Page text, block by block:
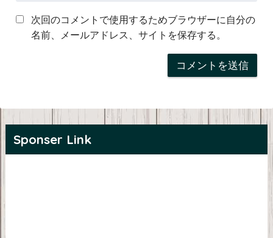
次回のコメントで使用するためブラウザーに自分の
名前、メールアドレス、サイトを保存する。
Sponser Link